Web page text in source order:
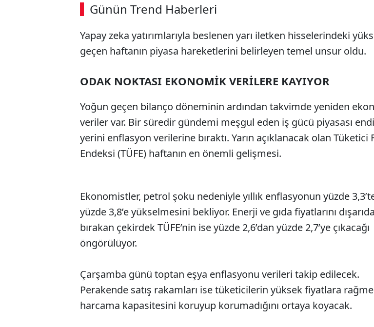
Günün Trend Haberleri
00:02 / 09:08
Yapay zeka yatırımlarıyla beslenen yarı iletken hisselerindeki
geçen haftanın piyasa hareketlerini belirleyen temel unsur oldu.
ODAK NOKTASI EKONOMİK VERİLERE KAYIYOR
Yoğun geçen bilanço döneminin ardından takvimde yeniden
veriler var. Bir süredir gündemi meşgul eden iş gücü piyasası
yerini enflasyon verilerine bıraktı. Yarın açıklanacak olan Tüketici
Endeksi (TÜFE) haftanın en önemli gelişmesi.
Ekonomistler, petrol şoku nedeniyle yıllık enflasyonun yüzde
yüzde 3,8’e yükselmesini bekliyor. Enerji ve gıda fiyatlarını dışarıda
bırakan çekirdek TÜFE’nin ise yüzde 2,6’dan yüzde 2,7’ye çıkacağı
öngörülüyor.
Çarşamba günü toptan eşya enflasyonu verileri takip edilecek.
Perakende satış rakamları ise tüketicilerin yüksek fiyatlara
harcama kapasitesini koruyup korumadığını ortaya koyacak.